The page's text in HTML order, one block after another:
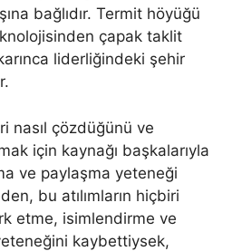
bağlıdır. Termit höyüğü
çapak taklit
liderliğindeki şehir
nasıl çözdüğünü ve
için kaynağı başkalarıyla
ve paylaşma yeteneği
bu atılımların hiçbiri
etme, isimlendirme ve
kaybettiysek,